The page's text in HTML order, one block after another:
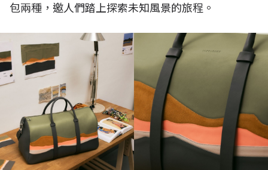
包兩種，邀人們踏上探索未知風景的旅程。